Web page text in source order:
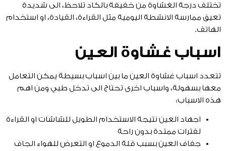
تختلف درجة الغشاوة من خفيفة بالكاد تلاحظ، الى شديدة
تعيق ممارسة الانشطة اليومية مثل القراءة، القيادة، او استخدام
الهاتف.
اسباب غشاوة العين
تتعدد اسباب غشاوة العين ما بين اسباب بسيطة يمكن التعامل
معها بسهولة، واسباب اخرى تحتاج الى تدخل طبي ومن اهم
هذه الاسباب:
اجهاد العين نتيجة الاستخدام الطويل للشاشات او القراءة
لفترات ممتدة بدون راحة
جفاف العين بسبب قلة الدموع او التعرض للهواء الجاف